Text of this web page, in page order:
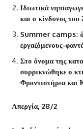
Ιδιωτικά
και ο κίνδυνος του
Summer camps:
εργαζόμενους-
Στο όνομα της
συρρικνώθηκε ο
Φροντιστήρια και
Απεργία, 28/2